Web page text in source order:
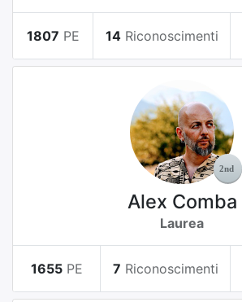
1807 PE 14 Riconoscimenti
Alex Comba
Laurea
1655 PE 7 Riconoscimenti